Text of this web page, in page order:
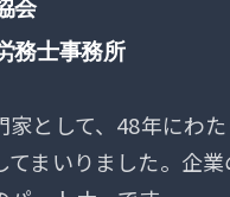
務士事務所
家として、48年にわ
てまいりました。企業